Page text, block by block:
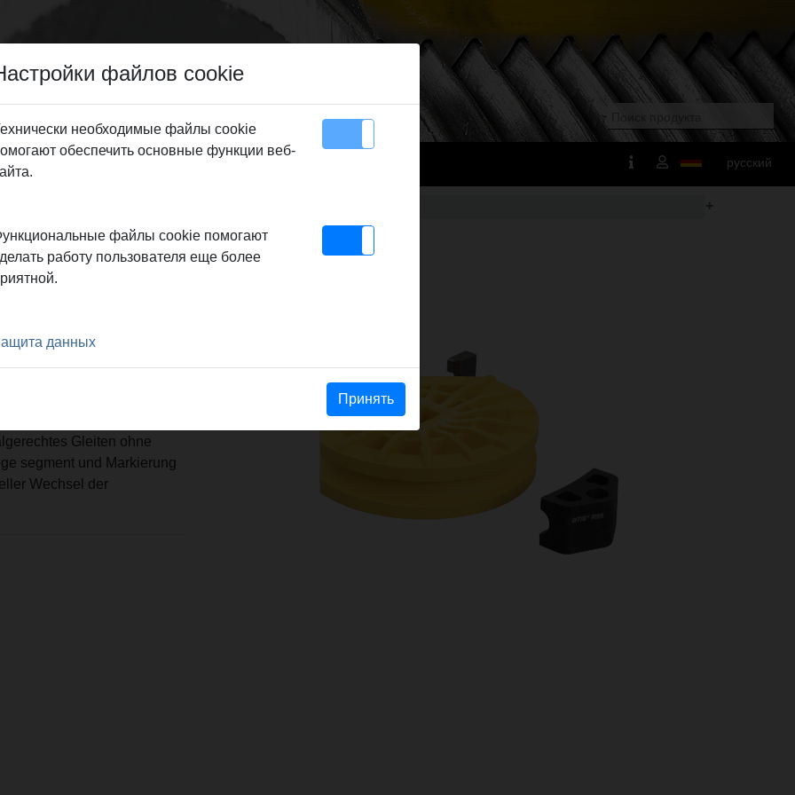
Карта сайта русский
+
aus
oder Aluminium
R 102, Dm 33,7 R 100,
135, Dm 1"" R 100, Dm
Abstimmung von
Gleiten ohne
segment und Markierung
Wechsel der
файлов cookie
необходимые файлы cookie
обеспечить основные функции веб-
файлы cookie помогают
работу пользователя еще более
данных
Принять